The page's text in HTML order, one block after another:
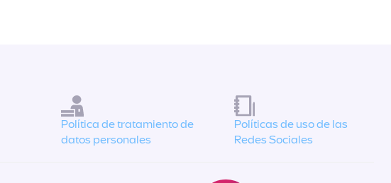
Política de tratamiento de
datos personales
Políticas de uso de las
Redes Sociales